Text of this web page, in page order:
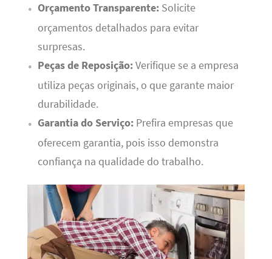
Orçamento Transparente:Solicite
orçamentos detalhados para evitar
surpresas.
Peças de Reposição:Verifique se a empresa
utiliza peças originais, o que garante maior
durabilidade.
Garantia do Serviço:Prefira empresas que
oferecem garantia, pois isso demonstra
confiança na qualidade do trabalho.